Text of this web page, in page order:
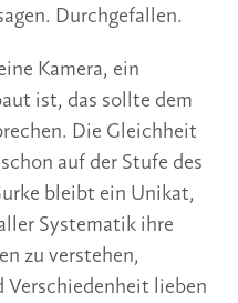
Durchgefallen.
Kamera, ein
ist, das sollte dem
Die Gleichheit
auf der Stufe des
bleibt ein Unikat,
Systematik ihre
zu verstehen,
lieben